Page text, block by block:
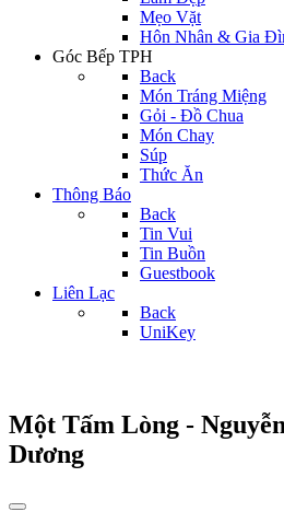
Mẹo Vặt
Hôn Nhân & Gia
Góc Bếp TPH
Back
Món Tráng Miệng
Gỏi - Đồ Chua
Món Chay
Súp
Thức Ăn
Thông Báo
Back
Tin Vui
Tin Buồn
Guestbook
Liên Lạc
Back
UniKey
Một Tấm Lòng -
Dương